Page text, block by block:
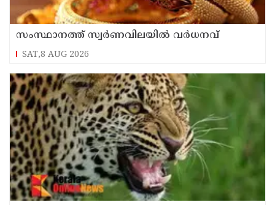
സംസ്ഥാനത്ത് സ്വർണവിലയിൽ വർധനവ്
SAT,8 AUG 2026